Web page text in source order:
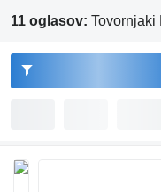
11 oglasov: Tovornjaki